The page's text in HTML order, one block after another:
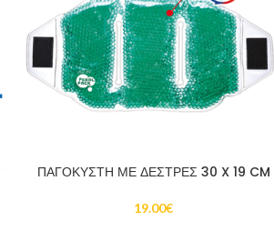
ΠΑΓΟΚΥΣΤΗ ΜΕ ΔΕΣΤΡΕΣ 30 X 19 CM
19.00€